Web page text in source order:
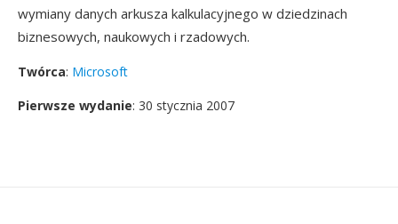
wymiany danych arkusza kalkulacyjnego w dziedzinach
biznesowych, naukowych i rzadowych.
Twórca: Microsoft
Pierwsze wydanie: 30 stycznia 2007